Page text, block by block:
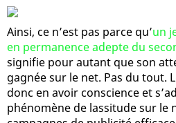
Ainsi, ce n’est pas parce qu’un
en permanence adepte du
signifie pour autant que son
gagnée sur le net. Pas du tout.
donc en avoir conscience et
phénomène de lassitude sur le